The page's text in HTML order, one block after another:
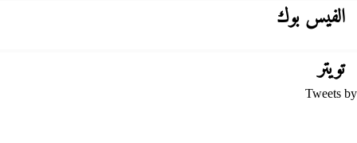
الفيس بوك
تويتر
Tweets by